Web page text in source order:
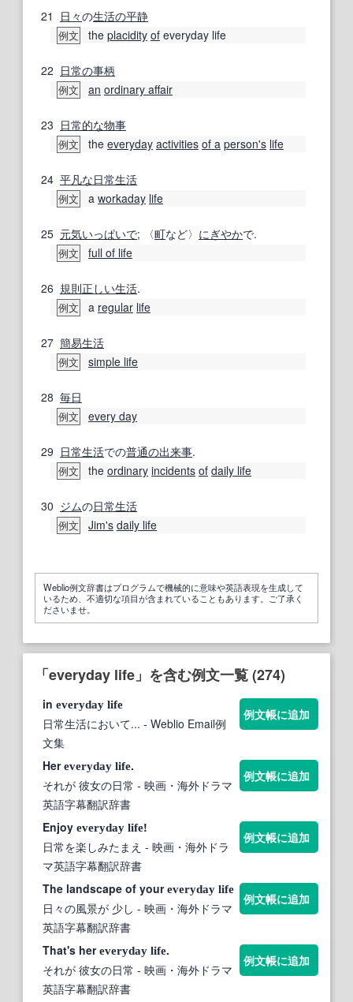
21 日々の生活の平静
例文 the placidity of everyday life
22 日常の事柄
例文 an ordinary affair
23 日常的な物事
例文 the everyday activities of a person's life
24 平凡な日常生活
例文 a workaday life
25 元気いっぱいで; 〈町など〉 にぎやかで.
例文 full of life
26 規則正しい生活.
例文 a regular life
27 簡易生活
例文 simple life
28 毎日
例文 every day
29 日常生活での普通の出来事.
例文 the ordinary incidents of daily life
30 ジムの日常生活
例文 Jim's daily life
Weblio例文辞書はプログラムで機械的に意味や英語表現を生成して
いるため、不適切な項目が含まれていることもあります。ご了承く
ださいませ。
「everyday life」を含む例文一覧 (274)
in everyday life
日常生活において... - Weblio Email例
文集
例文帳に追加
Hereveryday life.
それが 彼女の日常 - 映画・海外ドラマ
英語字幕翻訳辞書
例文帳に追加
Enjoy everyday life!
日常を楽しみたまえ - 映画・海外ドラ
マ英語字幕翻訳辞書
例文帳に追加
The landscape of youreveryday life
日々の風景が 少し - 映画・海外ドラマ
英語字幕翻訳辞書
例文帳に追加
That's hereveryday life.
それが 彼女の日常 - 映画・海外ドラマ
英語字幕翻訳辞書
例文帳に追加